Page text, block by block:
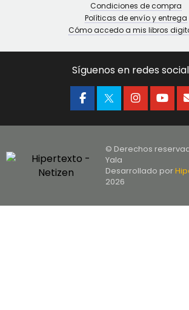
Condiciones de compra
Políticas de envío y entrega
Cómo accedo a mis libros
Síguenos en redes
© Derechos
Yala
Desarrollado por
2026